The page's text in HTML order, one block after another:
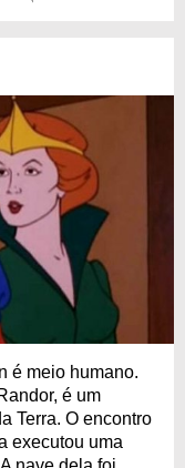
é meio humano.
é um
Terra. O encontro
executou uma